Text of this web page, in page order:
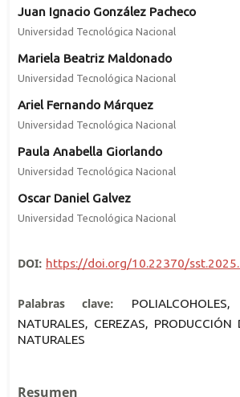
Juan Ignacio González Pacheco
Universidad Tecnológica Nacional
Mariela Beatriz Maldonado
Universidad Tecnológica Nacional
Ariel Fernando Márquez
Universidad Tecnológica Nacional
Paula Anabella Giorlando
Universidad Tecnológica Nacional
Oscar Daniel Galvez
Universidad Tecnológica Nacional
DOI: https://doi.org/10.22370/
Palabras clave:
NATURALES, CEREZAS, PRODUCCIÓN
NATURALES
Resumen